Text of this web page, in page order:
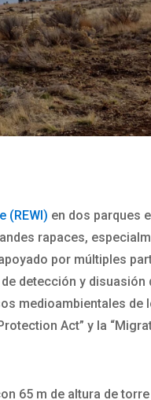
(REWI) en dos parques
rapaces,
por múltiples
detección y disuasión
medioambientales
Act” y la
65 m de altura de